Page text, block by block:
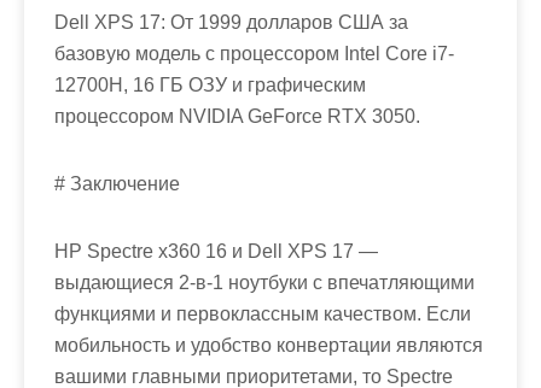
Dell XPS 17: От 1999 долларов США за
базовую модель с процессором Intel Core i7-
12700H, 16 ГБ ОЗУ и графическим
процессором NVIDIA GeForce RTX 3050.
# Заключение
HP Spectre x360 16 и Dell XPS 17 —
выдающиеся 2-в-1 ноутбуки с впечатляющими
функциями и первоклассным качеством. Если
мобильность и удобство конвертации являются
вашими главными приоритетами, то Spectre